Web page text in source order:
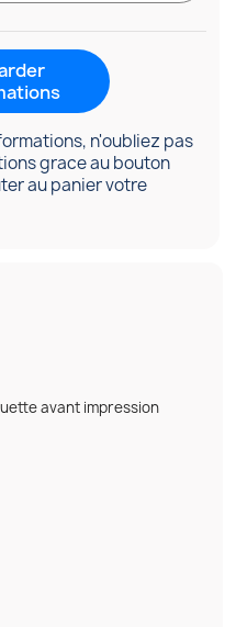
n'oubliez pas
grace au bouton
au panier votre
avant impression